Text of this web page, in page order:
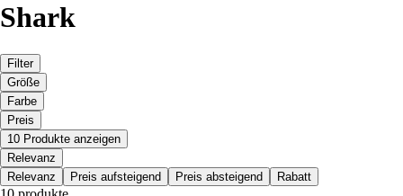
Shark
Filter
Größe
Farbe
Preis
10 Produkte anzeigen
Relevanz
Relevanz
Preis aufsteigend Preis absteigend Rabatt